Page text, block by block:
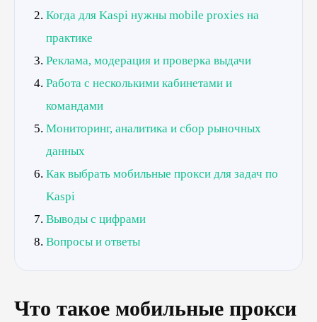
Когда для Kaspi нужны mobile proxies на
практике
Реклама, модерация и проверка выдачи
Работа с несколькими кабинетами и
командами
Мониторинг, аналитика и сбор рыночных
данных
Как выбрать мобильные прокси для задач по
Kaspi
Выводы с цифрами
Вопросы и ответы
Что такое мобильные прокси